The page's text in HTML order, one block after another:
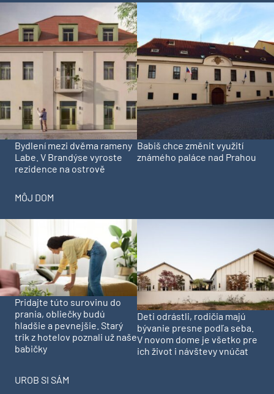
Bydlení mezi dvěma rameny
Labe. V Brandýse vyroste
rezidence na ostrově
Babiš chce změnit využití
známého paláce nad Prahou
MÔJ DOM
Pridajte túto surovinu do
prania, obliečky budú
hladšie a pevnejšie. Starý
trik z hotelov poznali už naše
babičky
Deti odrástli, rodičia majú
bývanie presne podľa seba.
V novom dome je všetko pre
ich život i návštevy vnúčat
UROB SI SÁM